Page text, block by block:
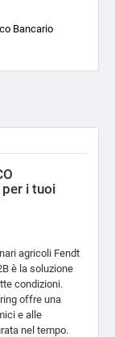
Bancario
i tuoi
agricoli Fendt
è la soluzione
condizioni.
offre una
e alle
nel tempo.